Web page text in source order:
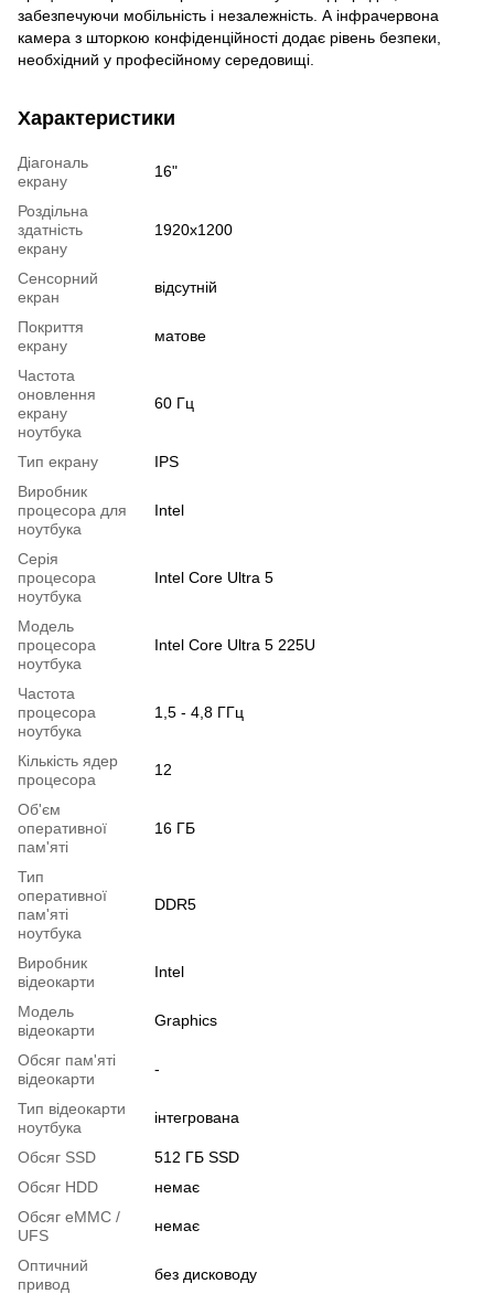
забезпечуючи мобільність і незалежність. А інфрачервона
камера з шторкою конфіденційності додає рівень безпеки,
необхідний у професійному середовищі.
Характеристики
Діагональ
екрану
16"
Роздільна
здатність
екрану
1920x1200
Сенсорний
екран
відсутній
Покриття
екрану
матове
Частота
оновлення
екрану
ноутбука
60 Гц
Тип екрану
IPS
Виробник
процесора для
ноутбука
Intel
Серія
процесора
ноутбука
Intel Core Ultra 5
Модель
процесора
ноутбука
Intel Core Ultra 5 225U
Частота
процесора
ноутбука
1,5 - 4,8 ГГц
Кількість ядер
процесора
12
Об'єм
оперативної
пам'яті
16 ГБ
Тип
оперативної
пам'яті
ноутбука
DDR5
Виробник
відеокарти
Intel
Модель
відеокарти
Graphics
Обсяг пам'яті
відеокарти
-
Тип відеокарти
ноутбука
інтегрована
Обсяг SSD
512 ГБ SSD
Обсяг HDD
немає
Обсяг eMMC /
UFS
немає
Оптичний
привод
без дисководу